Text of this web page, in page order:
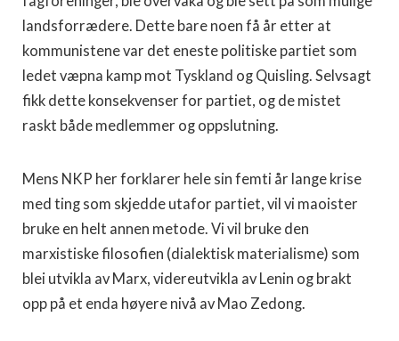
landsforrædere. Dette bare noen få år etter at
kommunistene var det eneste politiske partiet som
ledet væpna kamp mot Tyskland og Quisling. Selvsagt
fikk dette konsekvenser for partiet, og de mistet
raskt både medlemmer og oppslutning.
Mens NKP her forklarer hele sin femti år lange krise
med ting som skjedde utafor partiet, vil vi maoister
bruke en helt annen metode. Vi vil bruke den
marxistiske filosofien (dialektisk materialisme) som
blei utvikla av Marx, videreutvikla av Lenin og brakt
opp på et enda høyere nivå av Mao Zedong.